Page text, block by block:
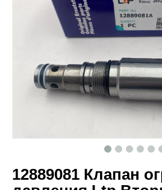
12889081 Клапан